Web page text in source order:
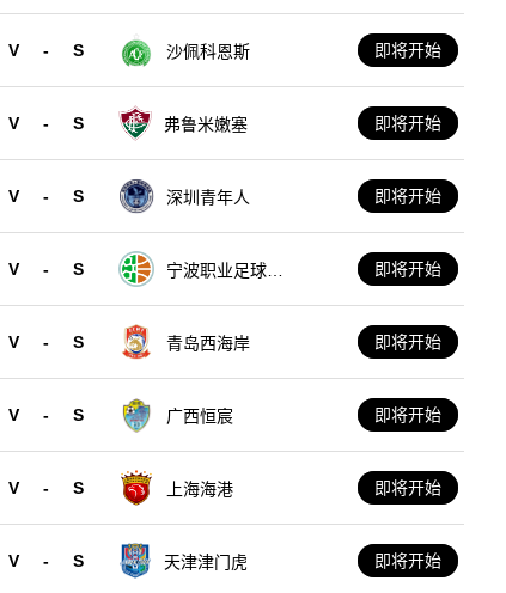
V - S 沙佩科恩斯 即将开始
V - S 弗鲁米嫩塞 即将开始
V - S 深圳青年人 即将开始
V - S
宁波职业足球俱
即将开始
V - S 青岛西海岸 即将开始
V - S 广西恒宸 即将开始
V - S 上海海港 即将开始
V - S 天津津门虎 即将开始